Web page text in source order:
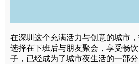
在深圳这个充满活力与创意的城市
选择在下班后与朋友聚会，享受畅
子，已经成为了城市夜生活的一部